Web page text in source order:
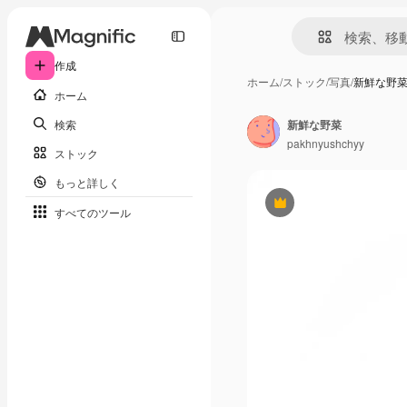
作成
ホーム
検索
ストック
もっと詳しく
すべてのツール
ホーム/ストック/写真/新鮮な野菜
Premium
新鮮な野菜
pakhnyushchyy